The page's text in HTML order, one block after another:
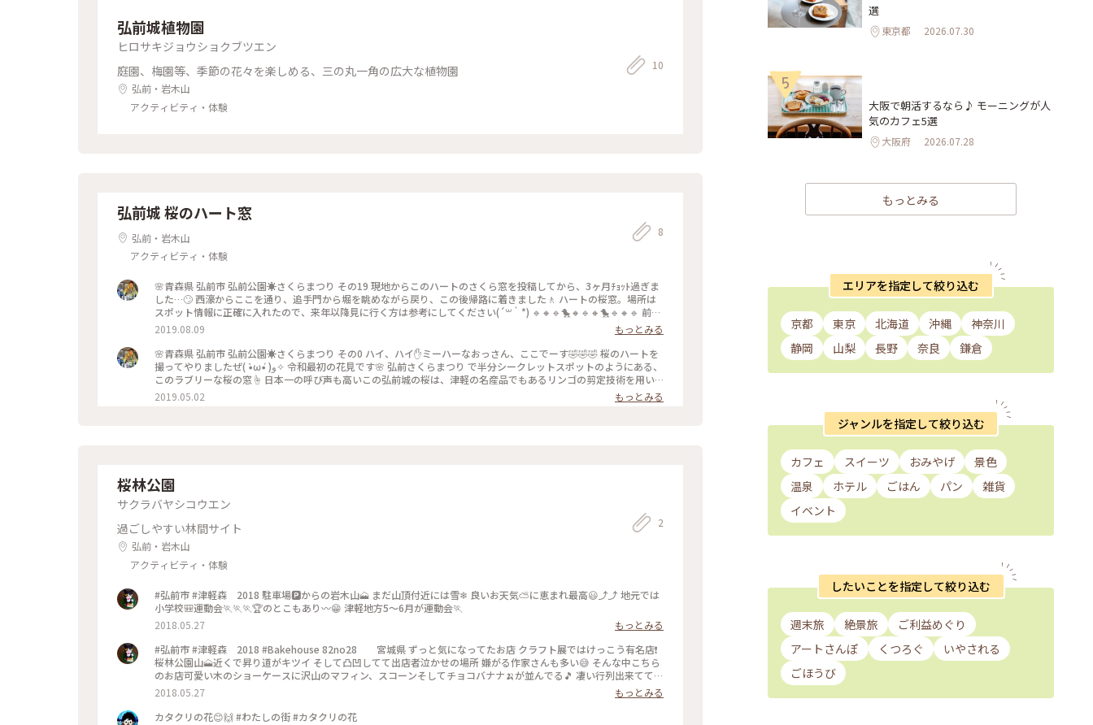
弘前城植物園
ヒロサキジョウショクブツエン
庭園、梅園等、季節の花々を楽しめる、三の丸一角の広大な植物園
弘前・岩木山
アクティビティ・体験
10
弘前城 桜のハート窓
弘前・岩木山
アクティビティ・体験
8
🌸青森県 弘前市 弘前公園☀さくらまつり その19 現地からこのハートのさくら窓を投稿してから、3ヶ月ﾁｮｯﾄ過ぎま
した…🙄 西濠からここを通り、追手門から堀を眺めながら戻り、この後帰路に着きました🚶 ハートの桜窓。場所は
スポット情報に正確に入れたので、来年以降見に行く方は参考にしてください(´꒳｀*) 🔹🔸🔹🐤🔸🔹🔸🐤🔹🔸🔹 前回
は横カットだったので、地面すれすれからの縦構図をスクエアにしてみました☝ 女子多めの人混みの中、ハートに
食いつくミーハーさをこれからも忘れずにいたいと思います🤣🤣🤣 (令和元年5月1日撮影) #青森県 #弘前市 #弘前公
園 #弘前さくらまつり #桜 #夜桜 #ＧＷ青森トリップ #SONYa6000 #ハート #旅のひととき 明日でＧＷ青森トリップ
完結☝
2019.08.09
もっとみる
🌸青森県 弘前市 弘前公園☀さくらまつり その0 ハイ、ハイ✋ミーハーなおっさん、ここでーす🤣🤣🤣 桜のハートを
撮ってやりましたぜ( •̀ω•́ )و✧ 令和最初の花見です🌸 弘前さくらまつり で半分シークレットスポットのようにある、
このラブリーな桜の窓☝ 日本一の呼び声も高いこの弘前城の桜は、津軽の名産品でもあるリンゴの剪定技術を用い
て整えられているとの事です✂🍎 地面にハートのマークがあるのでそこから見ると綺麗な｢♡｣に見えます☝ スゴい
ですね♪ 夜がオススメですが、少し混みます💧 晴れてれば朝イチも空いてて良いですよ(*´罒`*) (2019年5月1日撮
2019.05.02 もっとみる
桜林公園
サクラバヤシコウエン
過ごしやすい林間サイト
弘前・岩木山
アクティビティ・体験
2
#弘前市 #津軽森 2018 駐車場🅿からの岩木山🗻 まだ山頂付近には雪❄ 良いお天気⛅に恵まれ最高😃⤴⤴ 地元では
小学校🎒運動会🏃🏃🏃🏆のとこもあり〰😁 津軽地方5～6月が運動会🏃
2018.05.27
もっとみる
#弘前市 #津軽森 2018 #Bakehouse 82no28 宮城県 ずっと気になってたお店 クラフト展ではけっこう有名店❗
桜林公園山🗻近くで昇り道がキツイ そして凸凹してて出店者泣かせの場所 嫌がる作家さんも多い😅 そんな中こちら
のお店可愛い木のショーケースに沢山のマフィン、スコーンそしてチョコバナナ🍌が並んでる🎵 凄い行列出来ててな
かなか買えない😢 今年ようやく買えました😂 ただ〰買うのに精一杯で可愛いショーケースが撮れなかった😭 常に
人、人、人皆買うのに必死でショーケース前が空かない😳
2018.05.27
もっとみる
カタクリの花😊🙌 #わたしの街 #カタクリの花
選
東京都 2026.07.30
5
大阪で朝活するなら♪ モーニングが人
気のカフェ5選
大阪府 2026.07.28
もっとみる
エリアを指定して絞り込む
京都 東京 北海道 沖縄
神奈川
静岡
山梨 長野 奈良 鎌倉
ジャンルを指定して絞り込む
カフェ スイーツ おみやげ
景色
温泉
ホテル ごはん パン
雑貨
イベント
したいことを指定して絞り込む
週末旅 絶景旅
ご利益めぐり
アートさんぽ
くつろぐ
いやされる
ごほうび